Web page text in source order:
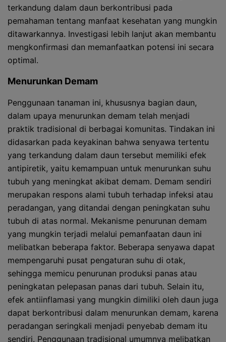
terkandung dalam daun berkontribusi pada
pemahaman tentang manfaat kesehatan yang mungkin
ditawarkannya. Investigasi lebih lanjut akan membantu
mengkonfirmasi dan memanfaatkan potensi ini secara
optimal.
Menurunkan Demam
Penggunaan tanaman ini, khususnya bagian daun,
dalam upaya menurunkan demam telah menjadi
praktik tradisional di berbagai komunitas. Tindakan ini
didasarkan pada keyakinan bahwa senyawa tertentu
yang terkandung dalam daun tersebut memiliki efek
antipiretik, yaitu kemampuan untuk menurunkan suhu
tubuh yang meningkat akibat demam. Demam sendiri
merupakan respons alami tubuh terhadap infeksi atau
peradangan, yang ditandai dengan peningkatan suhu
tubuh di atas normal. Mekanisme penurunan demam
yang mungkin terjadi melalui pemanfaatan daun ini
melibatkan beberapa faktor. Beberapa senyawa dapat
mempengaruhi pusat pengaturan suhu di otak,
sehingga memicu penurunan produksi panas atau
peningkatan pelepasan panas dari tubuh. Selain itu,
efek antiinflamasi yang mungkin dimiliki oleh daun juga
dapat berkontribusi dalam menurunkan demam, karena
peradangan seringkali menjadi penyebab demam itu
sendiri. Penggunaan tradisional umumnya melibatkan